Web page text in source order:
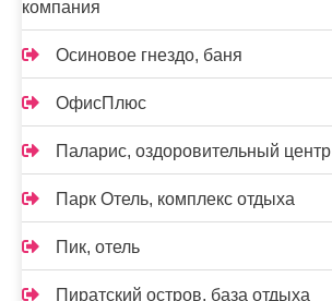
компания
Осиновое гнездо, баня
ОфисПлюс
Паларис, оздоровительный центр
Парк Отель, комплекс отдыха
Пик, отель
Пиратский остров, база отдыха